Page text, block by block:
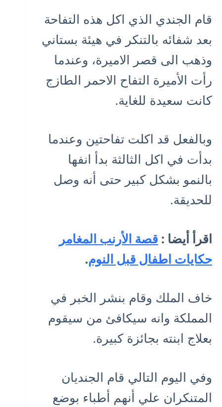
قام الجندي الذي اكل هذه التفاحة
بعد شفائه بالتنكر في هيئة بستاني
وذهب الى قصر الاميرة، وعندما
رأت الأميرة التفاح الاحمر الطازج
كانت سعيدة للغاية.
وبالفعل قد اكلت تفاحتين وعندما
بدأت في اكل الثالثة بدأ انفها
بالنمو بشكل كبير حتى أنه وصل
للحديقة.
اقرأ أيضا : قصة الأرنب المغامر
حكايات اطفال قبل النوم.
خاف الملك وقام بنشر الخبر في
المملكة وانه سيكافئ من سيقوم
بعلاج ابنته بجائزة كبيرة.
وفي اليوم التالي قام الجنديان
المتنكران علي أنهم أطباء بوضع